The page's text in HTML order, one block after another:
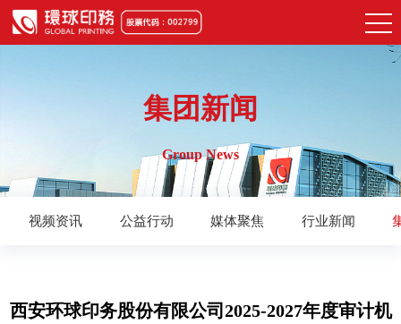
集团新闻
Group News
视频资讯 公益行动 媒体聚焦 行业新闻
西安环球印务股份有限公司2025-2027年度审计机